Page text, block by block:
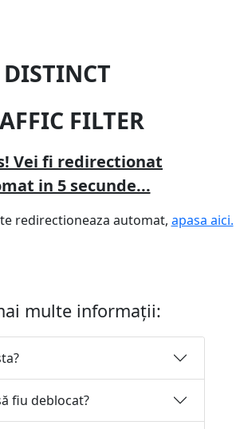
DISTINCT
FILTER
Vei fi redirectionat
in 5 secunde...
redirectioneaza automat, apasa aici.
multe informații:
fiu deblocat?